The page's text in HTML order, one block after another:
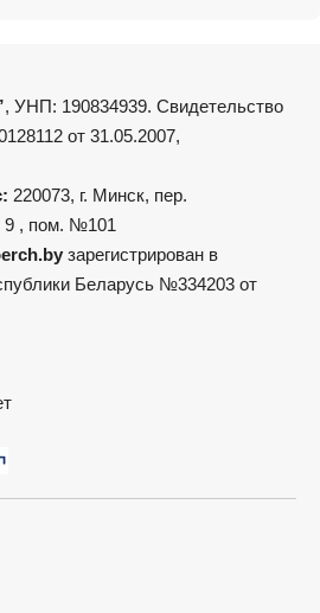
, УНП: 190834939. Свидетельство
от 31.05.2007,
220073, г. Минск, пер.
9 , пом. №101
зарегистрирован в
Беларусь №334203 от